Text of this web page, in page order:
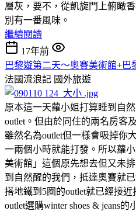
層灰，要不，從凱旋門上俯瞰
別有一番風味。
繼續閱讀
17年前
巴黎遊第二天～奧賽美術館+巴
法國流浪記 國外旅遊
原本這一天蘿小姐打算睡到自
outlet。但由於同住的兩名房客
雖然名為outlet但一樣會吸掉你
一兩個小時就能打發。所以蘿
美術館」這個原先想去但又未
到自然醒的我們，抵達奧賽就
搭地鐵到5圈的outlet就已經接
outlet選購winter shoes & jeans